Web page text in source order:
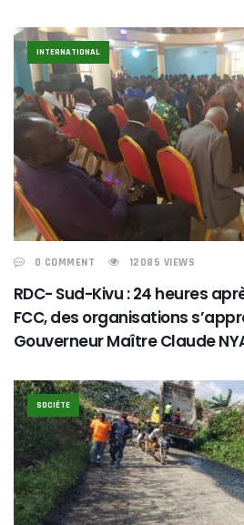
INTERNATIONAL
0 COMMENT 12085 VIEWS
RDC- Sud-Kivu : 24 heures
FCC, des organisations
Gouverneur Maître Claude
SOCIÉTE